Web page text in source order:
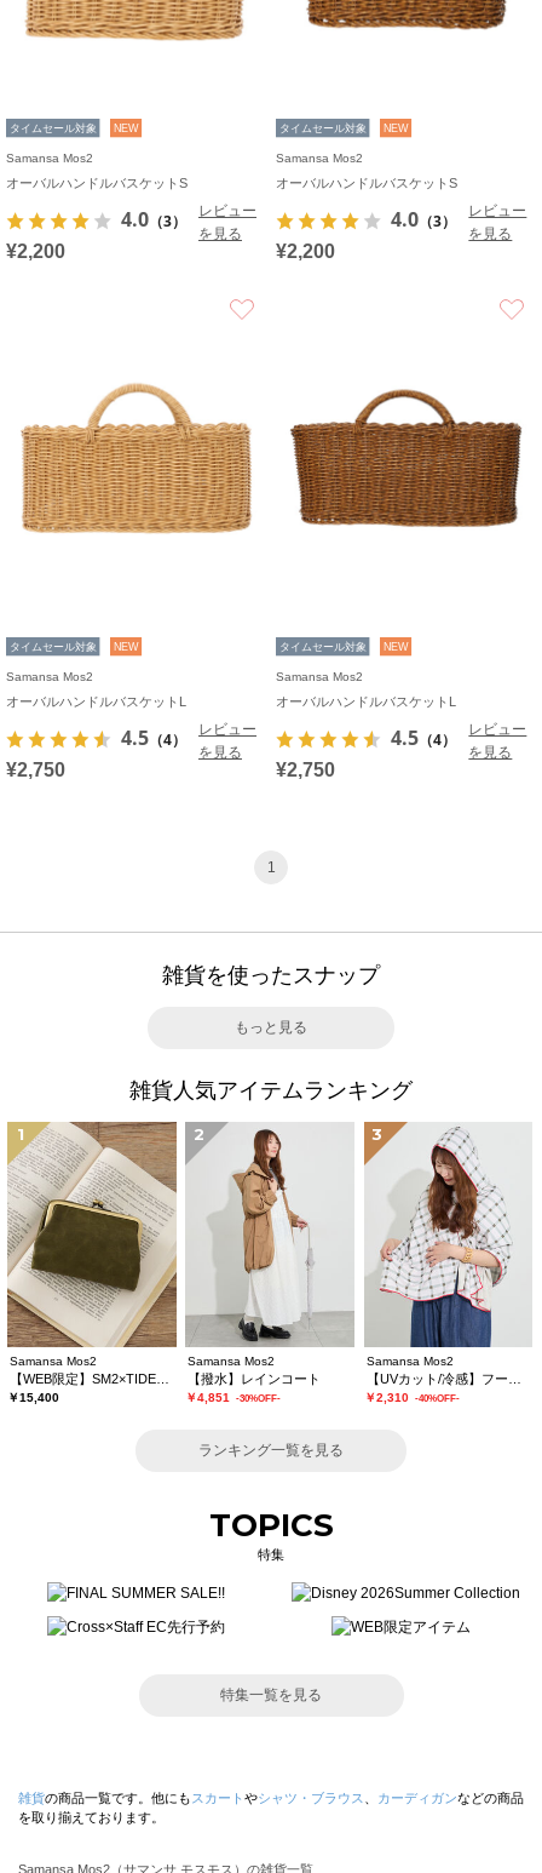
タイムセール対象 NEW
Samansa Mos2
オーバルハンドルバスケットS
4.0 （3）
レビュー
を見る
¥2,200
タイムセール対象 NEW
Samansa Mos2
オーバルハンドルバスケットS
4.0 （3）
レビュー
を見る
¥2,200
タイムセール対象 NEW
Samansa Mos2
オーバルハンドルバスケットL
4.5 （4）
レビュー
を見る
¥2,750
タイムセール対象 NEW
Samansa Mos2
オーバルハンドルバスケットL
4.5 （4）
レビュー
を見る
¥2,750
1
雑貨を使ったスナップ
もっと見る
雑貨人気アイテムランキング
1
Samansa Mos2
￥15,400
2
Samansa Mos2
【撥水】レインコート
￥4,851 -30%OFF-
3
Samansa Mos2
￥2,310 -40%OFF-
ランキング一覧を見る
TOPICS
特集
特集一覧を見る
雑貨の商品一覧です。他にも スカート やシャツ・ブラウス カーディガンなどの商品
を取り揃えております。
Samansa Mos2（サマンサ モスモス）の雑貨一覧